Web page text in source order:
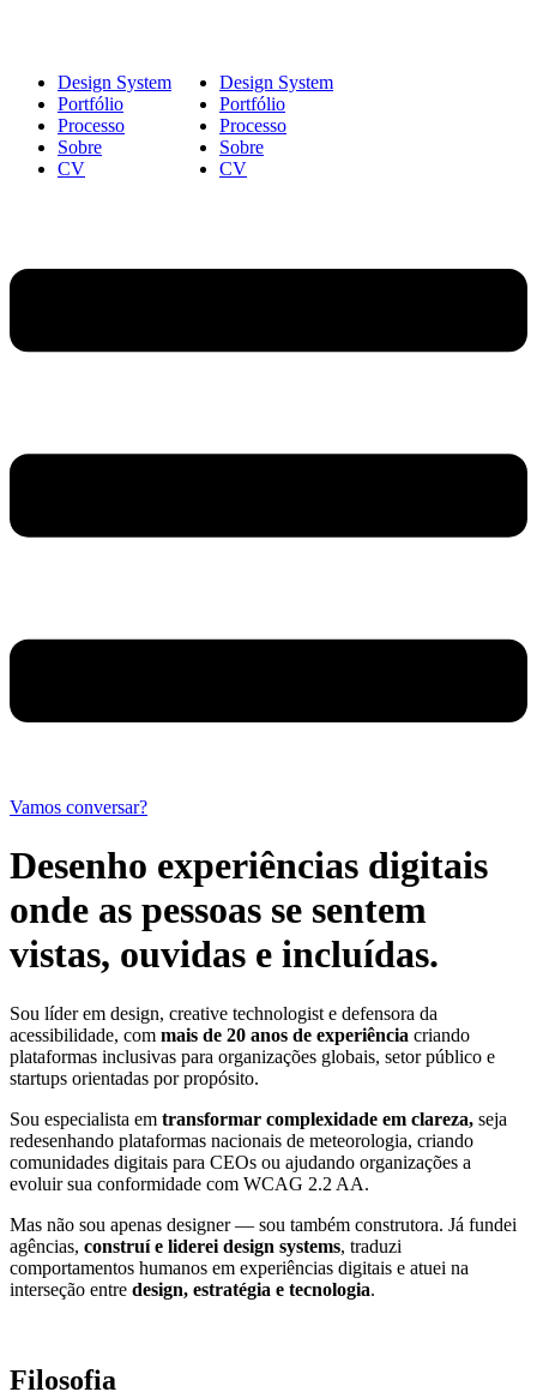
Design System
Portfólio
Processo
Sobre
CV
Design System
Portfólio
Processo
Sobre
CV
Vamos conversar?
Desenho experiências digitais
onde as pessoas se sentem
vistas, ouvidas e incluídas.
Sou líder em design, creative technologist e defensora da
acessibilidade, com mais de 20 anos de experiência criando
plataformas inclusivas para organizações globais, setor público e
startups orientadas por propósito.
Sou especialista em transformar complexidade em clareza, seja
redesenhando plataformas nacionais de meteorologia, criando
comunidades digitais para CEOs ou ajudando organizações a
evoluir sua conformidade com WCAG 2.2 AA.
Mas não sou apenas designer — sou também construtora. Já fundei
agências, construí e liderei design systems, traduzi
comportamentos humanos em experiências digitais e atuei na
interseção entre design, estratégia e tecnologia.
Filosofia